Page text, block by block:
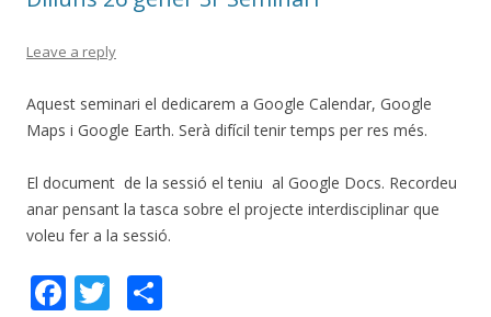
k ix
Leave a reply
Aquest seminari el dedicarem a Google Calendar, Google
Maps i Google Earth. Serà difícil tenir temps per res més.
El document de la sessió el teniu al Google Docs. Recordeu
anar pensant la tasca sobre el projecte interdisciplinar que
voleu fer a la sessió.
F T